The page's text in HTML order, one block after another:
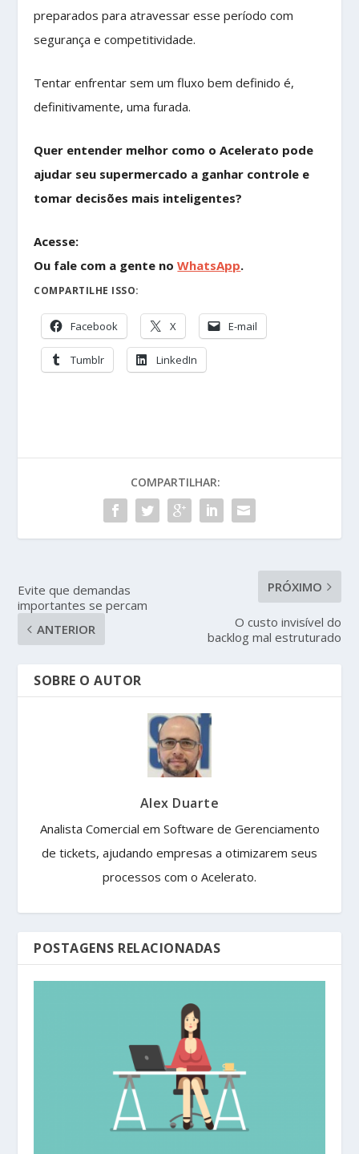
preparados para atravessar esse período com
segurança e competitividade.
Tentar enfrentar sem um fluxo bem definido é,
definitivamente, uma furada.
Quer entender melhor como o Acelerato pode
ajudar seu supermercado a ganhar controle e
tomar decisões mais inteligentes?
Acesse:
Ou fale com a gente noWhatsApp.
COMPARTILHE ISSO:
Facebook X E-mail
Tumblr LinkedIn
COMPARTILHAR:
Evite que demandas
importantes se percam
ANTERIOR
PRÓXIMO
O custo invisível do
backlog mal estruturado
SOBRE O AUTOR
Alex Duarte
Analista Comercial em Software de Gerenciamento
de tickets, ajudando empresas a otimizarem seus
processos com o Acelerato.
POSTAGENS RELACIONADAS